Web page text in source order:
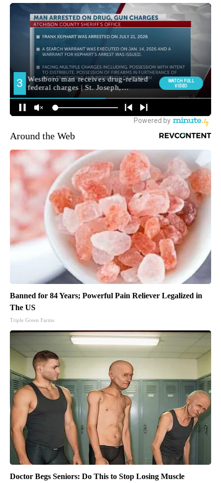
Around the Web
Banned for 84 Years; Powerful Pain Reliever Legalized in
The US
Triple Green Farms
Doctor Begs Seniors: Do This to Stop Losing Muscle